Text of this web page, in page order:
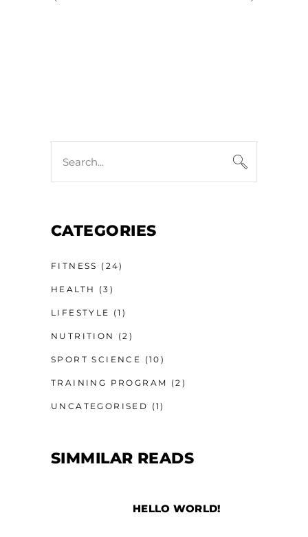
CATEGORIES
FITNESS (24)
HEALTH (3)
LIFESTYLE (1)
NUTRITION (2)
SPORT SCIENCE (10)
TRAINING PROGRAM (2)
UNCATEGORISED (1)
SIMMILAR READS
HELLO WORLD!